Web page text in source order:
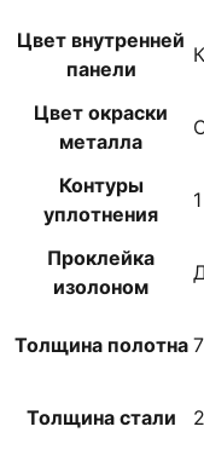
Цвет внутренней
панели
Цвет окраски
металла
Контуры
уплотнения
Проклейка
изолоном
Толщина полотна
Толщина стали